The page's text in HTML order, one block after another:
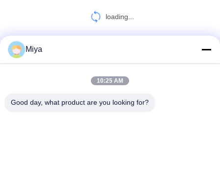
loading...
Miya
10:25 AM
Good day, what product are you looking for?